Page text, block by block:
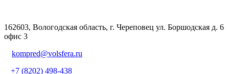
162603, Вологодская область, г. Череповец ул. Боршодская д. 6
офис 3
kompred@volsfera.ru
+7 (8202) 498-438